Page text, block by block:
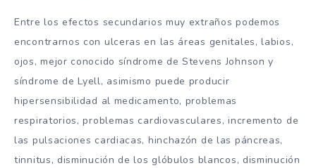
Entre los efectos secundarios muy extraños podemos
encontrarnos con ulceras en las áreas genitales, labios,
ojos, mejor conocido síndrome de Stevens Johnson y
síndrome de Lyell, asimismo puede producir
hipersensibilidad al medicamento, problemas
respiratorios, problemas cardiovasculares, incremento de
las pulsaciones cardiacas, hinchazón de las páncreas,
tinnitus, disminución de los glóbulos blancos, disminución